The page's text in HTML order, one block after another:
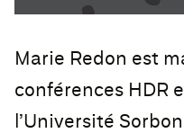
Marie Redon est
conférences HDR
l’Université